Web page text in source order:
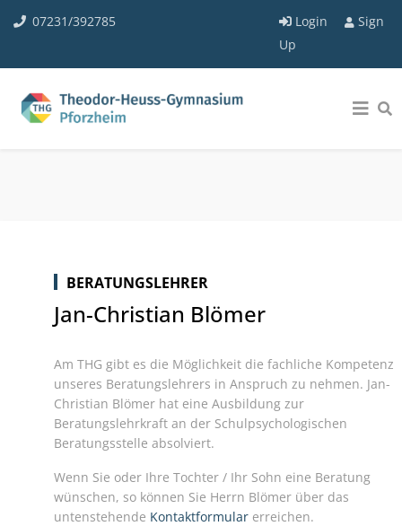
07231/392785 Login
Sign
Up
BERATUNGSLEHRER
Jan-Christian Blömer
Am THG gibt es die Möglichkeit die fachliche Kompetenz
unseres Beratungslehrers in Anspruch zu nehmen. Jan-
Christian Blömer hat eine Ausbildung zur
Beratungslehrkraft an der Schulpsychologischen
Beratungsstelle absolviert.
Wenn Sie oder Ihre Tochter / Ihr Sohn eine Beratung
wünschen, so können Sie Herrn Blömer über das
untenstehende Kontaktformular erreichen.